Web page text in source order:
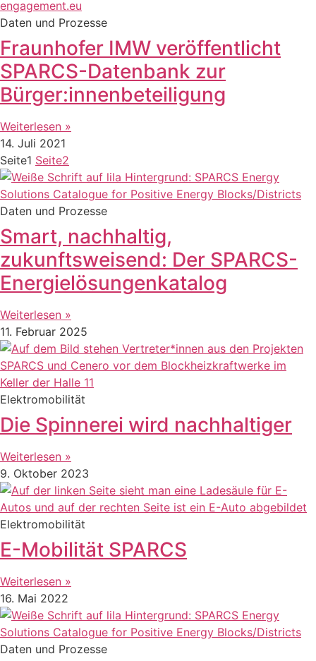
Daten und Prozesse
Fraunhofer IMW veröffentlicht
SPARCS-Datenbank zur
Bürger:innenbeteiligung
Weiterlesen »
14. Juli 2021
Seite1 Seite2
Daten und Prozesse
Smart, nachhaltig,
zukunftsweisend: Der SPARCS-
Energielösungenkatalog
Weiterlesen »
11. Februar 2025
Elektromobilität
Die Spinnerei wird nachhaltiger
Weiterlesen »
9. Oktober 2023
Elektromobilität
E-Mobilität SPARCS
Weiterlesen »
16. Mai 2022
Daten und Prozesse